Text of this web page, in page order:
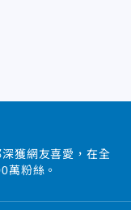
獲網友喜愛，在全
萬粉絲。